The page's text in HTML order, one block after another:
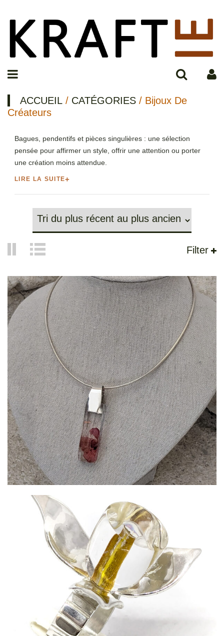
ACCUEIL / CATÉGORIES / Bijoux De
Créateurs
Bagues, pendentifs et pièces singulières : une sélection
pensée pour affirmer un style, offrir une attention ou porter
une création moins attendue.
LIRE LA SUITE
Filter
Pendentif Géométrie
150,00€
Bague Souvenir Argent 925/cristal De
Synthèse
300,00€